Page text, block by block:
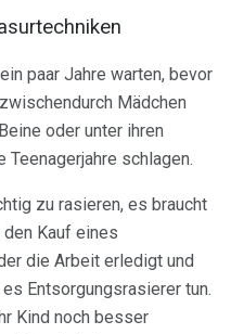
paar Jahre warten, bevor
Mädchen
oder unter ihren
schlagen.
zu rasieren, es braucht
den Kauf eines
die Arbeit erledigt und
Entsorgungsrasierer tun.
Kind noch besser